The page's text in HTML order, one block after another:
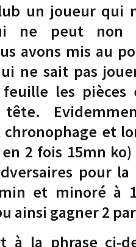
un joueur qui
ne peut non
avons mis au
ne sait pas
les
et
2 fois 15mn
pour
et minoré à
ainsi gagner 2
à la phrase ci-